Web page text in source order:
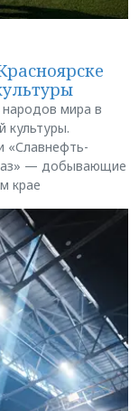
мира в
культуры.
«Славнефть-
— добывающие
крае